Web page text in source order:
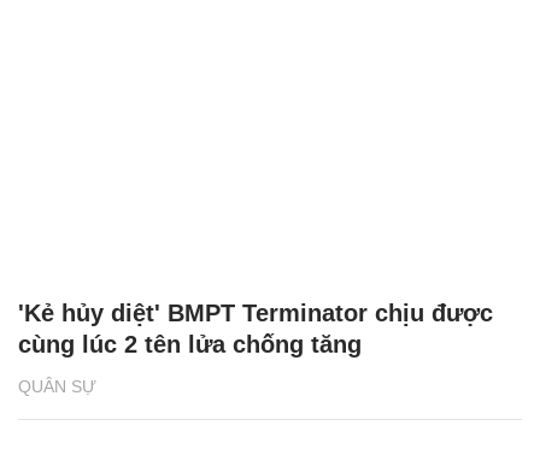
QUÂN SỰ
'Kẻ hủy diệt' BMPT Terminator chịu được
cùng lúc 2 tên lửa chống tăng